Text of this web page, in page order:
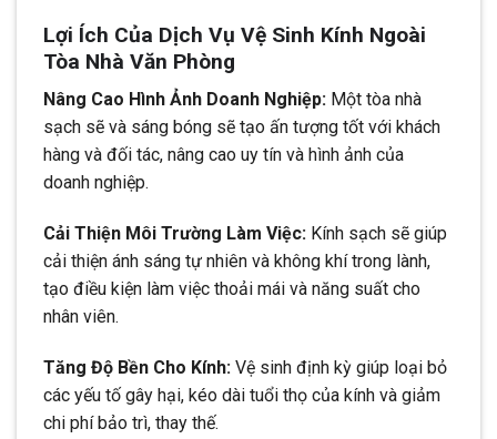
Lợi Ích Của Dịch Vụ Vệ Sinh Kính Ngoài
Tòa Nhà Văn Phòng
Nâng Cao Hình Ảnh Doanh Nghiệp: Một tòa nhà
sạch sẽ và sáng bóng sẽ tạo ấn tượng tốt với khách
hàng và đối tác, nâng cao uy tín và hình ảnh của
doanh nghiệp.
Cải Thiện Môi Trường Làm Việc: Kính sạch sẽ giúp
cải thiện ánh sáng tự nhiên và không khí trong lành,
tạo điều kiện làm việc thoải mái và năng suất cho
nhân viên.
Tăng Độ Bền Cho Kính: Vệ sinh định kỳ giúp loại bỏ
các yếu tố gây hại, kéo dài tuổi thọ của kính và giảm
chi phí bảo trì, thay thế.